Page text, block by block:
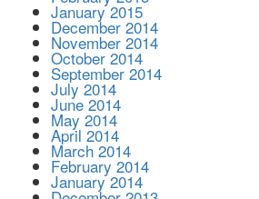
January 2015
December 2014
November 2014
October 2014
September 2014
July 2014
June 2014
May 2014
April 2014
March 2014
February 2014
January 2014